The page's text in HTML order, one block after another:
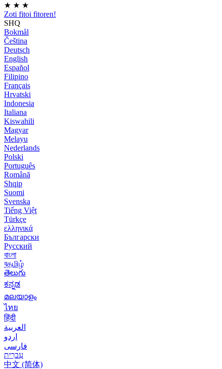
★ ★ ★
Zoti fitoi fitoren!
SHQ
Bokmål
Čeština
Deutsch
English
Español
Filipino
Français
Hrvatski
Indonesia
Italiana
Kiswahili
Magyar
Melayu
Nederlands
Polski
Português
Română
Shqip
Suomi
Svenska
Tiếng Việt
Türkçe
ελληνικά
Български
Русский
বাংলা
বதமிழ்
తెలుగు
ಕನ್ನಡ
മലയാളം
ไทย
हिंदी
العربية
اردو
فارسی
עִברִית
中文 (简体)